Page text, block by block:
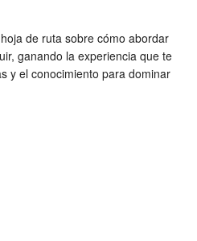
de ruta sobre cómo abordar
ganando la experiencia que te
y el conocimiento para dominar